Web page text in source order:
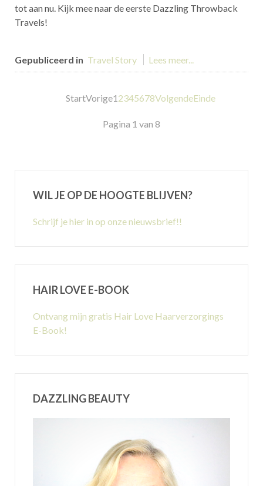
tot aan nu. Kijk mee naar de eerste Dazzling Throwback
Travels!
Gepubliceerd in Travel Story Lees meer...
StartVorige1 2345678VolgendeEinde
Pagina 1 van 8
WIL JE OP DE HOOGTE BLIJVEN?
Schrijf je hier in op onze nieuwsbrief!!
HAIR LOVE E-BOOK
Ontvang mijn gratis Hair Love Haarverzorgings
E-Book!
DAZZLING BEAUTY